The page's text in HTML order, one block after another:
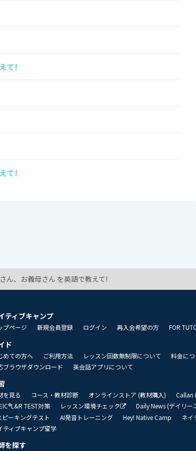
て!
て!
ん、お義母さん を英語で教えて!
ティブキャンプ
プページ 新規会員登録 ログイン 再入会希望の方 FOR
ド
めての方へ ご利用方法 レッスン回数無制限について 料金に
ブラウザダウンロード
英会話アプリについて
を見る コース・教材診断 オンラインストア (教材購入)
Callan
TEST対策
レッスン環境チェック Daily News (デイリー
ピーキングテスト
AI発音トレーニング Hey! Native Camp ネイ
ティブキャンプ留学
を探す